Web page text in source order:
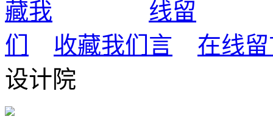
收藏我们
在线
设计院